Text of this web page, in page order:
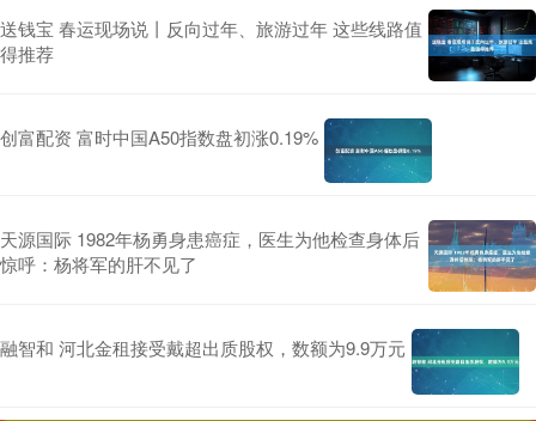
送钱宝 春运现场说丨反向过年、旅游过年 这些线路值
得推荐
创富配资 富时中国A50指数盘初涨0.19%
天源国际 1982年杨勇身患癌症，医生为他检查身体后
惊呼：杨将军的肝不见了
融智和 河北金租接受戴超出质股权，数额为9.9万元